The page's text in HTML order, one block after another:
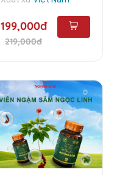
199,000đ
219,000đ